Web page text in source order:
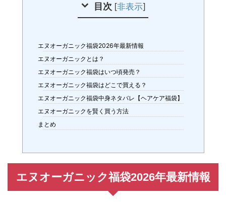
目次 [非表示]
エヌオーガニック福袋2026年最新情報
エヌオーガニックとは？
エヌオーガニック福袋はいつ頃発売？
エヌオーガニック福袋はどこで買える？
エヌオーガニック福袋中身ネタバレ【ヘアケア福袋】
エヌオーガニックを賢く買う方法
まとめ
エヌオーガニック福袋2026年最新情報